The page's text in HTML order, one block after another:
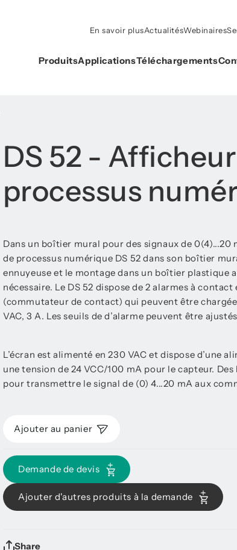
En savoir plusActualitésWebinaires
ProduitsApplicationsTéléchargements
DS 52 -
processus
Dans un boîtier mural pour des signaux de 0(4)...20
de processus numérique DS 52 dans son boîtier
ennuyeuse et le montage dans un boîtier plastique
nécessaire. Le DS 52 dispose de 2 alarmes à
(commutateur de contact) qui peuvent être
VAC, 3 A. Les seuils de d’alarme peuvent être
L’écran est alimenté en 230 VAC et dispose d’une
une tension de 24 VCC/100 mA pour le capteur.
pour transmettre le signal de (0) 4...20 mA aux
Ajouter au panier
Demande de devis
Ajouter d'autres produits à la demande
Share